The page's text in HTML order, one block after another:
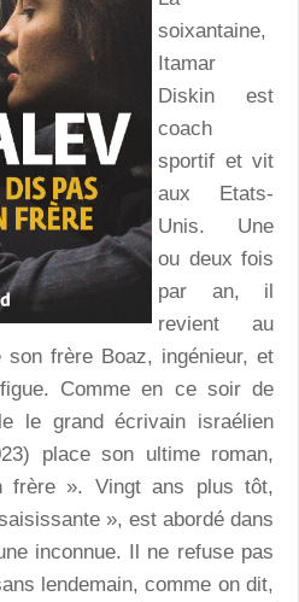
soixantaine,
Itamar
Diskin est
coach
sportif et vit
aux Etats-
Unis. Une
ou deux fois
par an, il
revient au
frère Boaz, ingénieur, et
Comme en ce soir de
le grand écrivain israélien
place son ultime roman,
». Vingt ans plus tôt,
», est abordé dans
inconnue. Il ne refuse pas
lendemain, comme on dit,